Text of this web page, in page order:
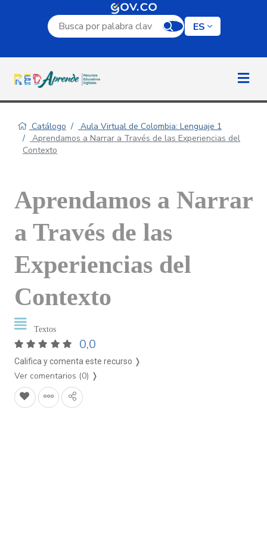
Campo de búsqueda por palabra clave
ES
Catálogo
Aula Virtual de Colombia: Lenguaje 1
Aprendamos a Narrar a Través de las Experiencias del
Contexto
Aprendamos a Narrar
a Través de las
Experiencias del
Contexto
Textos
0,0
Califica y comenta este recurso ❭
Ver comentarios (0) ❭